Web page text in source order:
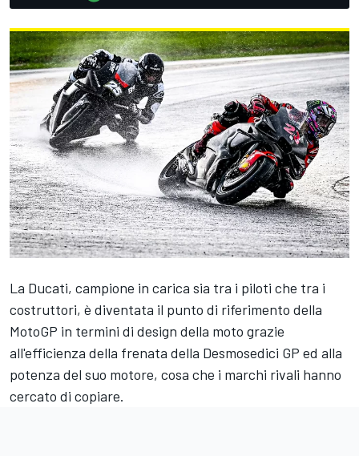
La Ducati, campione in carica sia tra i piloti che tra i
costruttori, è diventata il punto di riferimento della
MotoGP in termini di design della moto grazie
all'efficienza della frenata della Desmosedici GP ed alla
potenza del suo motore, cosa che i marchi rivali hanno
cercato di copiare.